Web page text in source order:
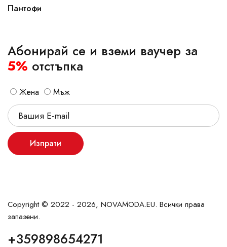
Пантофи
Абонирай се и вземи ваучер за
5% отстъпка
Жена Мъж
Изпрати
Copyright © 2022 - 2026, NOVAMODA.EU. Всички права
запазени.
+359898654271